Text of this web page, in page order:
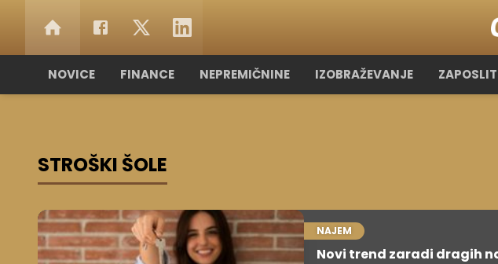
NOVICE FINANCE NEPREMIČNINE IZOBRAŽEVANJE
STROŠKI ŠOLE
NAJEM
Novi trend zaradi dragih